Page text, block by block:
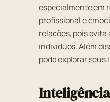
especialmente em
profissional e
relações, pois
indivíduos. Além
pode explorar seus